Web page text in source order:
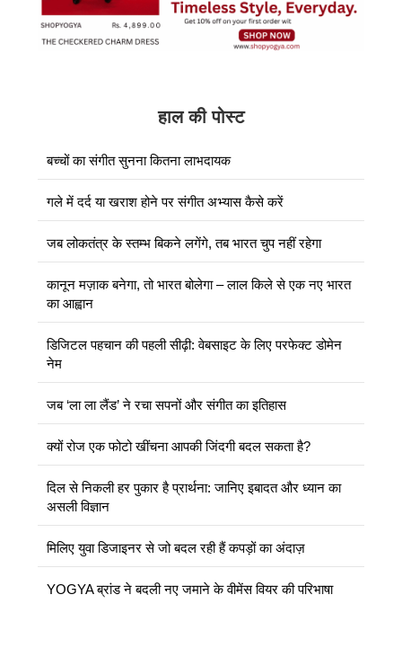
हाल की पोस्ट
बच्चों का संगीत सुनना कितना लाभदायक
गले में दर्द या खराश होने पर संगीत अभ्यास कैसे करें
जब लोकतंत्र के स्तम्भ बिकने लगेंगे, तब भारत चुप नहीं रहेगा
कानून मज़ाक बनेगा, तो भारत बोलेगा – लाल किले से एक नए भारत
का आह्वान
डिजिटल पहचान की पहली सीढ़ी: वेबसाइट के लिए परफेक्ट डोमेन
नेम
जब ‘ला ला लैंड’ ने रचा सपनों और संगीत का इतिहास
क्यों रोज एक फोटो खींचना आपकी जिंदगी बदल सकता है?
दिल से निकली हर पुकार है प्रार्थना: जानिए इबादत और ध्यान का
असली विज्ञान
मिलिए युवा डिजाइनर से जो बदल रही हैं कपड़ों का अंदाज़
YOGYA ब्रांड ने बदली नए जमाने के वीमेंस वियर की परिभाषा